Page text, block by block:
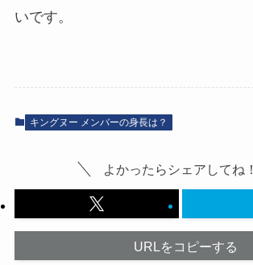
いです。
キングヌー メンバーの身長は？
よかったらシェアしてね！
URLをコピーする